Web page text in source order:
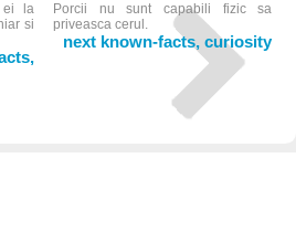
ei la
si
Porcii nu sunt capabili fizic sa
priveasca cerul.
next known-facts, curiosity